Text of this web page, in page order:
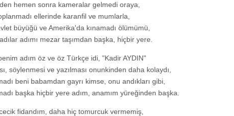
hemen sonra kameralar gelmedi oraya,
ellerinde karanfil ve mumlarla,
büyüğü ve Amerika'da kınamadı ölümümü,
adımı mezar taşımdan başka, hiçbir yere.
adım öz ve öz Türkçe idi, "Kadir AYDIN"
söylenmesi ve yazılması onunkinden daha kolaydı,
beni babamdan gayrı kimse, onu andıkları gibi,
başka hiçbir yere adım, anamım yüreğinden başka.
fidandım, daha hiç tomurcuk vermemiş,